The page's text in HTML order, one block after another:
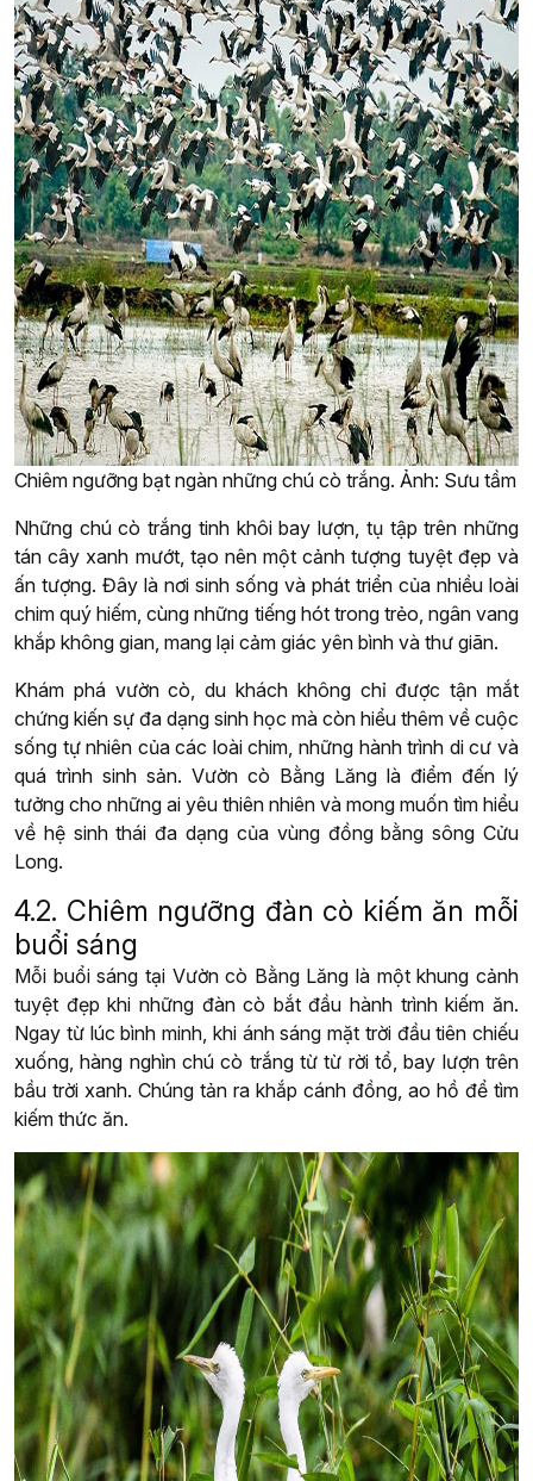
Chiêm ngưỡng bạt ngàn những chú cò trắng. Ảnh: Sưu tầm
Những chú cò trắng tinh khôi bay lượn, tụ tập trên những
tán cây xanh mướt, tạo nên một cảnh tượng tuyệt đẹp và
ấn tượng. Đây là nơi sinh sống và phát triển của nhiều loài
chim quý hiếm, cùng những tiếng hót trong trẻo, ngân vang
khắp không gian, mang lại cảm giác yên bình và thư giãn.
Khám phá vườn cò, du khách không chỉ được tận mắt
chứng kiến sự đa dạng sinh học mà còn hiểu thêm về cuộc
sống tự nhiên của các loài chim, những hành trình di cư và
quá trình sinh sản. Vườn cò Bằng Lăng là điểm đến lý
tưởng cho những ai yêu thiên nhiên và mong muốn tìm hiểu
về hệ sinh thái đa dạng của vùng đồng bằng sông Cửu
Long.
4.2. Chiêm ngưỡng đàn cò kiếm ăn mỗi
buổi sáng
Mỗi buổi sáng tại Vườn cò Bằng Lăng là một khung cảnh
tuyệt đẹp khi những đàn cò bắt đầu hành trình kiếm ăn.
Ngay từ lúc bình minh, khi ánh sáng mặt trời đầu tiên chiếu
xuống, hàng nghìn chú cò trắng từ từ rời tổ, bay lượn trên
bầu trời xanh. Chúng tản ra khắp cánh đồng, ao hồ để tìm
kiếm thức ăn.